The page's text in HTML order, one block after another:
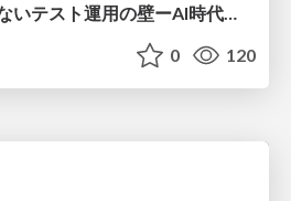
自動化したのに回らないテスト運用の壁ーAI時代の品質責任と生産性
0 120